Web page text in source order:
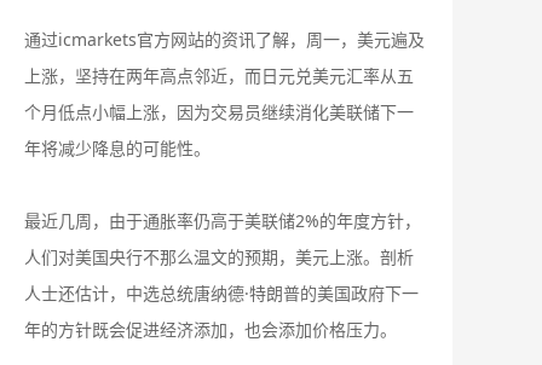
通过icmarkets官方网站的资讯了解，周一，美元遍及
上涨，坚持在两年高点邻近，而日元兑美元汇率从五
个月低点小幅上涨，因为交易员继续消化美联储下一
年将减少降息的可能性。
最近几周，由于通胀率仍高于美联储2%的年度方针，
人们对美国央行不那么温文的预期，美元上涨。剖析
人士还估计，中选总统唐纳德·特朗普的美国政府下一
年的方针既会促进经济添加，也会添加价格压力。